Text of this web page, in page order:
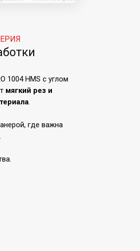
1004 HMS с углом
мягкий рез и
.
где важна
.